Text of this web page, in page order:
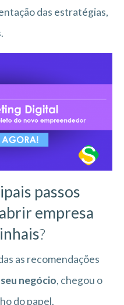
das estratégias,
passos
empresa
?
as recomendações
negócio, chegou o
do papel.